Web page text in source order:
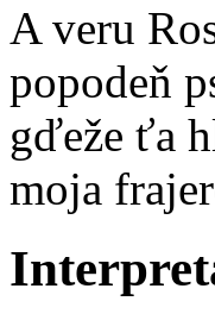
A veru
popodeň
gďeže ťa
moja